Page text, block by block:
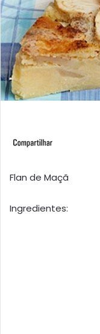
Flan de Maçã
Ingredientes: